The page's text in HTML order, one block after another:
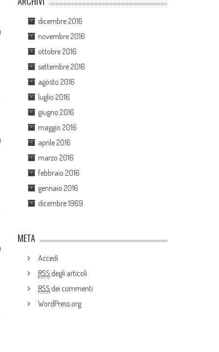
dicembre 2016
novembre 2016
ottobre 2016
settembre 2016
agosto 2016
luglio 2016
giugno 2016
maggio 2016
aprile 2016
marzo 2016
febbraio 2016
gennaio 2016
dicembre 1969
META
Accedi
RSS degli articoli
RSS dei commenti
WordPress.org